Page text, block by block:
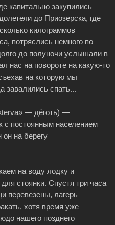
капитально закупились
до Приозерска, где
килограммов
потряслись немного по
до полуночи услышали в
нас на повороте на какую-то
на которую мы
завалились спать...
— дёготь) —
c постоянным населением
он на берегу
на воду лодку и
стоянки. Спустя три часа
перевезены, лагерь
хотя время уже
нашего позднего